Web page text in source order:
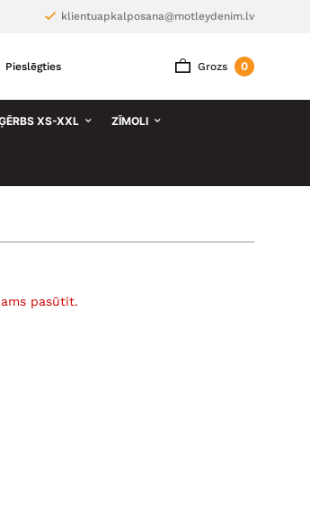
klientuapkalposana@motleydenim.lv
Grozs 0
Pieslēgties
XS-XXL ZĪMOLI
pasūtīt.